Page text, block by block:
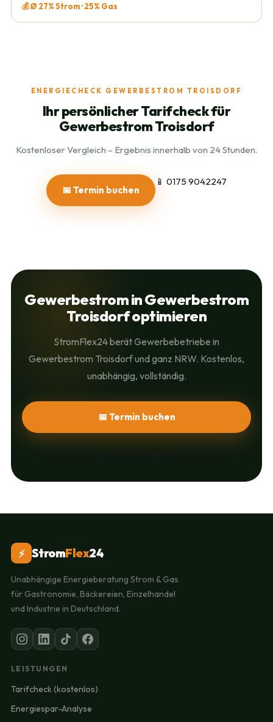
💰 Ø 27% Strom · 25% Gas
ENERGIECHECK GEWERBESTROM TROISDORF
Ihr persönlicher Tarifcheck für
Gewerbestrom Troisdorf
Kostenloser Vergleich – Ergebnis innerhalb von 24 Stunden.
📅 Termin buchen
📱 0175 9042247
Gewerbestrom in Gewerbestrom
Troisdorf optimieren
StromFlex24 berät Gewerbebetriebe in
Gewerbestrom Troisdorf und ganz NRW. Kostenlos,
unabhängig, vollständig.
📅 Termin buchen
⚡ StromFlex24
Unabhängige Energieberatung Strom & Gas
für Gastronomie, Bäckereien, Einzelhandel
und Industrie in Deutschland.
LEISTUNGEN
Tarifcheck (kostenlos)
Energiespar-Analyse